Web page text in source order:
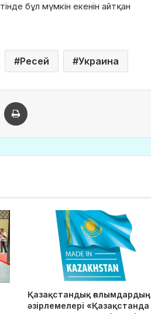
бұл мүмкін екенін айтқан
Ресей Украина
Қазақстандық ғалымдардың
әзірлемелері «Қазақстанда